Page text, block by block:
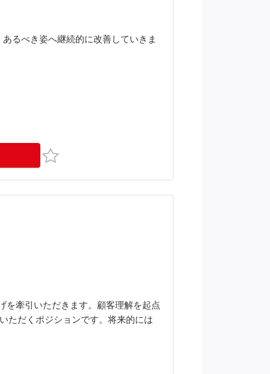
るべき姿へ継続的に改善していきま
お気に入り
を牽引いただきます。顧客理解を起点
ただくポジションです。将来的には